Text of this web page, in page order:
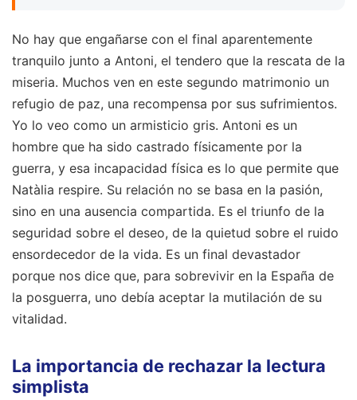
No hay que engañarse con el final aparentemente
tranquilo junto a Antoni, el tendero que la rescata de la
miseria. Muchos ven en este segundo matrimonio un
refugio de paz, una recompensa por sus sufrimientos.
Yo lo veo como un armisticio gris. Antoni es un
hombre que ha sido castrado físicamente por la
guerra, y esa incapacidad física es lo que permite que
Natàlia respire. Su relación no se basa en la pasión,
sino en una ausencia compartida. Es el triunfo de la
seguridad sobre el deseo, de la quietud sobre el ruido
ensordecedor de la vida. Es un final devastador
porque nos dice que, para sobrevivir en la España de
la posguerra, uno debía aceptar la mutilación de su
vitalidad.
La importancia de rechazar la lectura
simplista